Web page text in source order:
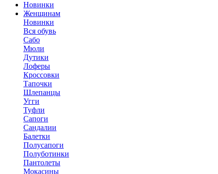
Новинки
Женщинам
Новинки
Вся обувь
Сабо
Мюли
Дутики
Лоферы
Кроссовки
Тапочки
Шлепанцы
Угги
Туфли
Сапоги
Сандалии
Балетки
Полусапоги
Полуботинки
Пантолеты
Мокасины